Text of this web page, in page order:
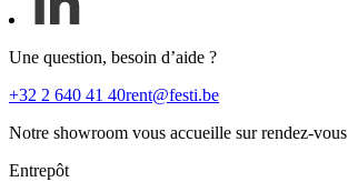
Une question, besoin d’aide ?
+32 2 640 41 40rent@festi.be
Notre showroom vous accueille sur rendez-vous
Entrepôt